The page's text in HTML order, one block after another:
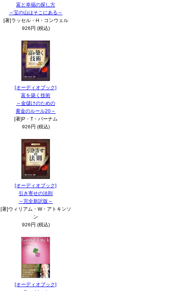
富と幸福の探し方
～宝の山はそこにある～
[著]ラッセル・H・コンウェル
926円 (税込)
[オーディオブック]
富を築く技術
～金儲けのための
黄金のルール20～
[著]P・T・バーナム
926円 (税込)
[オーディオブック]
引き寄せの法則
～完全新訳版～
[著]ウィリアム・W・アトキンソ
ン
926円 (税込)
[オーディオブック]